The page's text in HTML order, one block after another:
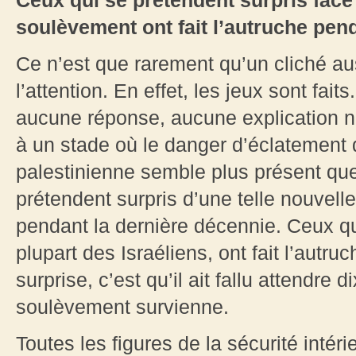
soulèvement ont fait l’autruche
Ce n’est que rarement qu’un cliché
l’attention. En effet, les jeux sont
aucune réponse, aucune explication
à un stade où le danger d’éclatement
palestinienne semble plus présent
prétendent surpris d’une telle
pendant la dernière décennie. Ceux
plupart des Israéliens, ont fait
surprise, c’est qu’il ait fallu attendre
soulèvement survienne.
Toutes les figures de la sécurité